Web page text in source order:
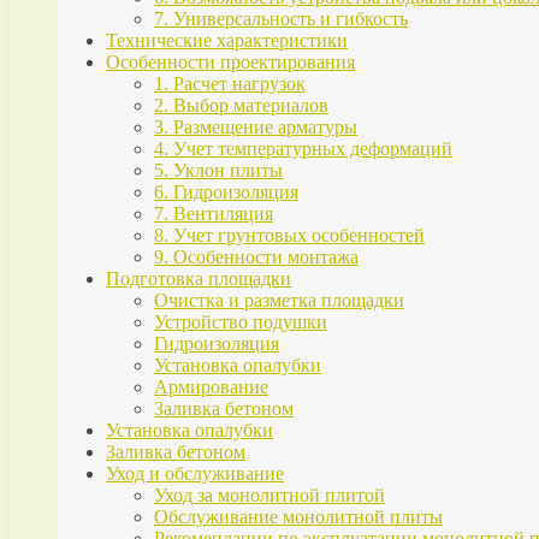
7. Универсальность и гибкость
Технические характеристики
Особенности проектирования
1. Расчет нагрузок
2. Выбор материалов
3. Размещение арматуры
4. Учет температурных деформаций
5. Уклон плиты
6. Гидроизоляция
7. Вентиляция
8. Учет грунтовых особенностей
9. Особенности монтажа
Подготовка площадки
Очистка и разметка площадки
Устройство подушки
Гидроизоляция
Установка опалубки
Армирование
Заливка бетоном
Установка опалубки
Заливка бетоном
Уход и обслуживание
Уход за монолитной плитой
Обслуживание монолитной плиты